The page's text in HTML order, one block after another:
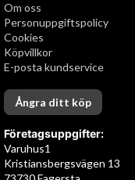
Om oss
Personuppgiftspolicy
Cookies
Köpvillkor
E-posta kundservice
Ångra ditt köp
Företagsuppgifter:
Varuhus1
Kristiansbergsvägen 13